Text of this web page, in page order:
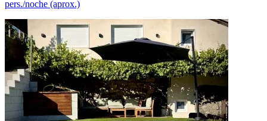
pers./noche (aprox.)